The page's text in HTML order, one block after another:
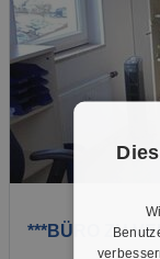
***BÜRO ZU